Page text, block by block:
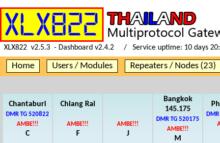
XLX822 v2.5.3 - Dashboard v2.4.2 / Service uptime: 10 days
Home Users / Modules Repeaters / Nodes (23)
Chantaburi
DMR TG 520822
AMBE!!!
C
Chiang Rai
AMBE!!!
F
AMBE!!!
J
Bangkok
145.175
DMR TG 520175
AMBE!!!
M